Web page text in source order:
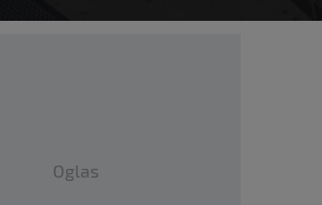
Oglas